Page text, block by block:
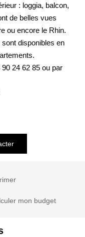
: loggia, balcon,
de belles vues
ou encore le Rhin.
disponibles en
24 62 85 ou par
mon budget